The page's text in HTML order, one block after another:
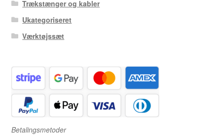
Trækstænger og kabler
Ukategoriseret
Værktøjssæt
Betalingsmetoder